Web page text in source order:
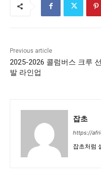
Previous article
2025-2026 콜럼버스 크루 선
발 라인업
잡초
https://
잡초처럼